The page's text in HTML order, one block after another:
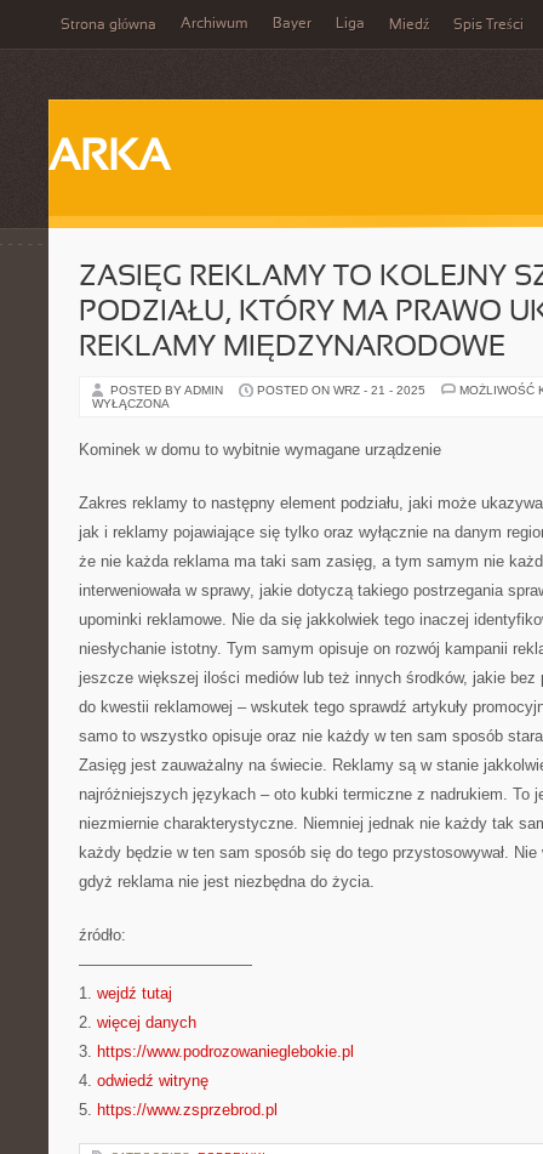
Strona główna Archiwum Bayer Liga Miedź Spis Treści
ARKA
ZASIĘG REKLAMY TO KOLEJNY
PODZIAŁU, KTÓRY MA PRAWO
REKLAMY MIĘDZYNARODOWE
POSTED BY ADMIN POSTED ON WRZ - 21 - 2025
MOŻLIWOŚĆ
WYŁĄCZONA
Kominek w domu to wybitnie wymagane urządzenie
Zakres reklamy to następny element podziału, jaki może
jak i reklamy pojawiające się tylko oraz wyłącznie na danym
że nie każda reklama ma taki sam zasięg, a tym samym nie
interweniowała w sprawy, jakie dotyczą takiego postrzegania
upominki reklamowe. Nie da się jakkolwiek tego inaczej
niesłychanie istotny. Tym samym opisuje on rozwój kampanii
jeszcze większej ilości mediów lub też innych środków, jakie
do kwestii reklamowej – wskutek tego sprawdź artykuły
samo to wszystko opisuje oraz nie każdy w ten sam sposób
Zasięg jest zauważalny na świecie. Reklamy są w stanie
najróżniejszych językach – oto kubki termiczne z nadrukiem. To
niezmiernie charakterystyczne. Niemniej jednak nie każdy tak
każdy będzie w ten sam sposób się do tego przystosowywał.
gdyż reklama nie jest niezbędna do życia.
źródło:
———————————
1. wejdź tutaj
2. więcej danych
3. https://www.podrozowanieglebokie.pl
4. odwiedź witrynę
5. https://www.zsprzebrod.pl